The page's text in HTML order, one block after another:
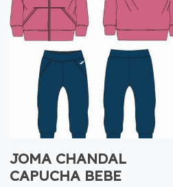
JOMA CHANDAL
CAPUCHA BEBE